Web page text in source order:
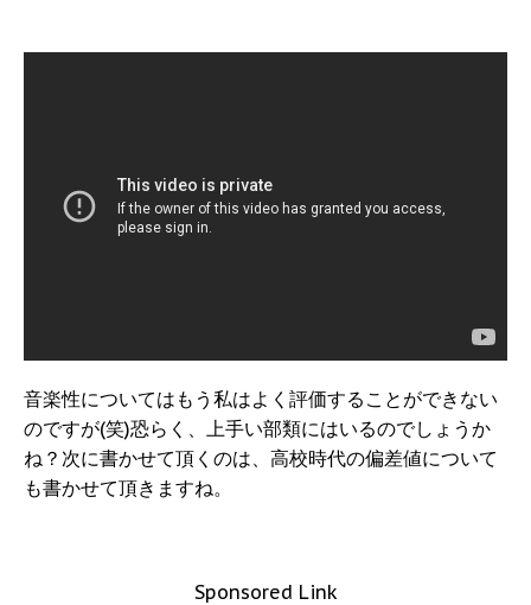
音楽性についてはもう私はよく評価することができない
のですが(笑)恐らく、上手い部類にはいるのでしょうか
ね？次に書かせて頂くのは、高校時代の偏差値について
も書かせて頂きますね。
Sponsored Link